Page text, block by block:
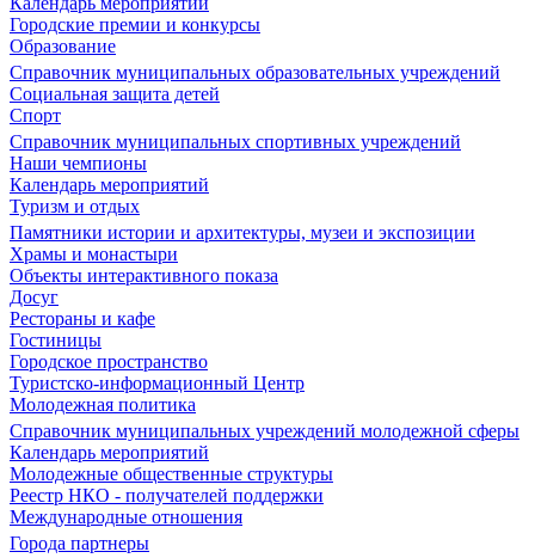
Городские премии и конкурсы
Образование
Справочник муниципальных образовательных учреждений
Социальная защита детей
Спорт
Справочник муниципальных спортивных учреждений
Наши чемпионы
Календарь мероприятий
Туризм и отдых
Памятники истории и архитектуры, музеи и экспозиции
Храмы и монастыри
Объекты интерактивного показа
Досуг
Рестораны и кафе
Гостиницы
Городское пространство
Туристско-информационный Центр
Молодежная политика
Справочник муниципальных учреждений молодежной сферы
Календарь мероприятий
Молодежные общественные структуры
Реестр НКО - получателей поддержки
Международные отношения
Города партнеры